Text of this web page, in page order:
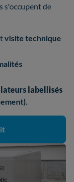
s'occupent de
visite technique
labellisés